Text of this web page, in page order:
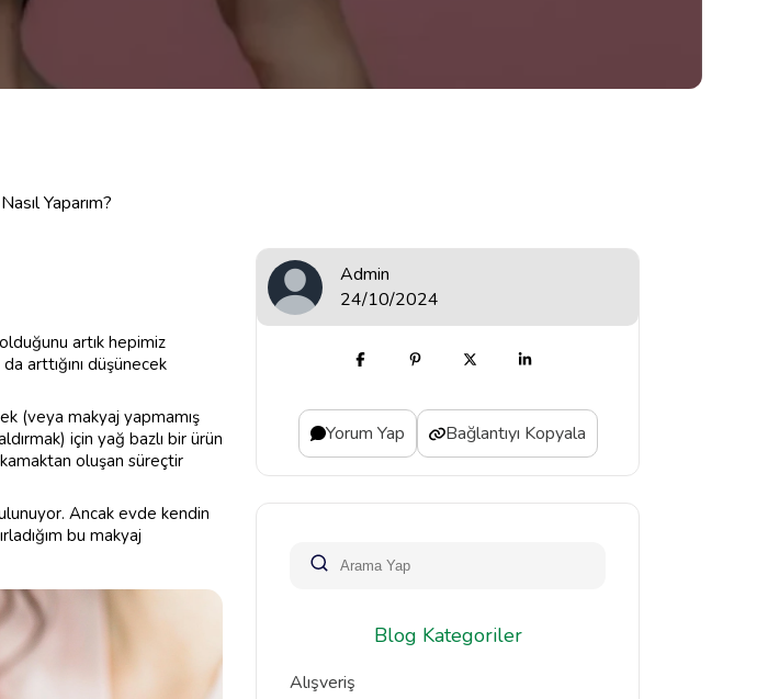
Yaparım?
artık hepimiz
arttığını düşünecek
(veya makyaj yapmamış
için yağ bazlı bir ürün
oluşan süreçtir
Ancak evde kendin
bu makyaj
Admin
24/10/2024
Yorum Yap Bağlantıyı Kopyala
Blog Kategoriler
Alışveriş